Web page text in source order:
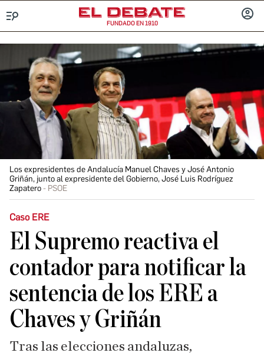
FUNDADO EN 1910
Los expresidentes de Andalucía Manuel Chaves y José Antonio
Griñán, junto al expresidente del Gobierno, José Luis Rodríguez
Zapatero
PSOE
Caso ERE
El Supremo reactiva el
contador para notificar la
sentencia de los ERE a
Chaves y Griñán
Tras las elecciones andaluzas,